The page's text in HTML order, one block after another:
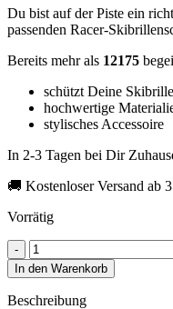
Du bist auf der Piste ein
passenden Racer-
Bereits mehr als 12175
schützt Deine
hochwertige
stylisches Accessoire
In 2-3 Tagen bei Dir
🚚 Kostenloser Versand ab
Vorrätig
SOGGLE
b-
w
racer
In den Warenkorb
Beschreibung